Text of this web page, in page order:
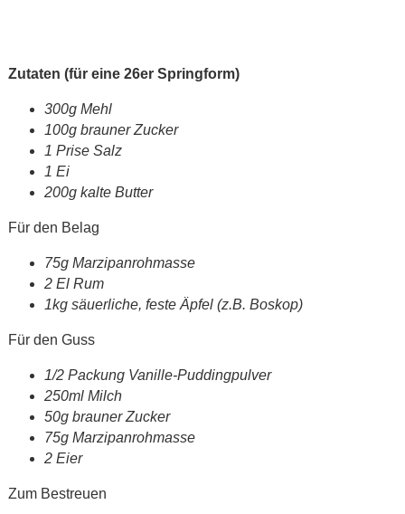
Zutaten (für eine 26er Springform)
300g Mehl
100g brauner Zucker
1 Prise Salz
1 Ei
200g kalte Butter
Für den Belag
75g Marzipanrohmasse
2 El Rum
1kg säuerliche, feste Äpfel (z.B. Boskop)
Für den Guss
1/2 Packung Vanille-Puddingpulver
250ml Milch
50g brauner Zucker
75g Marzipanrohmasse
2 Eier
Zum Bestreuen